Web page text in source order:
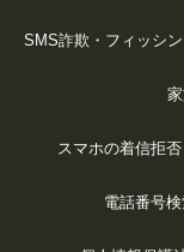
SMS詐欺・フィッシ
スマホの着信拒
電話番号